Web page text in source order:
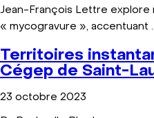
Jean-François Lettre explore
« mycogravure », accentuant
Territoires
Cégep de Saint-
23 octobre 2023